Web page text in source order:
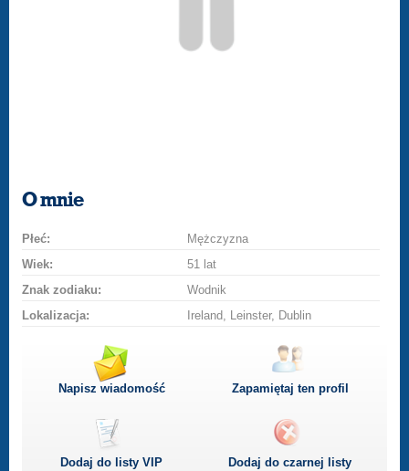
O mnie
Płeć:
Mężczyzna
Wiek:
51 lat
Znak zodiaku:
Wodnik
Lokalizacja:
Ireland, Leinster, Dublin
Napisz wiadomość Zapamiętaj ten profil
Dodaj do listyVIP Dodaj do czarnej listy